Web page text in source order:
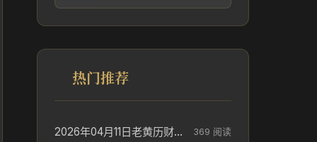
热门推荐
2026年04月11日老黄历财神方位_财神方位与供奉讲究 369 阅读